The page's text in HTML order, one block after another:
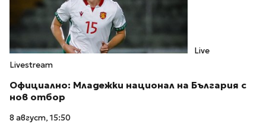
Live
Livestream
Официално: Младежки национал на България с
нов отбор
8 август, 15:50